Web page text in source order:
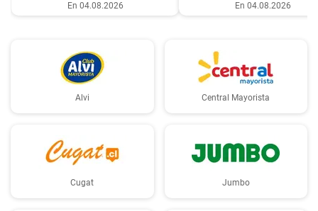
En 04.08.2026 En 04.08.2026
Alvi Central Mayorista
Cugat Jumbo